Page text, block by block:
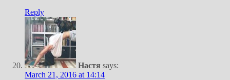
Reply
Настя says:
March 21, 2016 at 14:14